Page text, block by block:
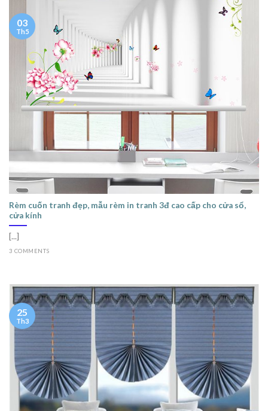
Rèm cuốn tranh đẹp, mẫu rèm in tranh 3đ cao cấp cho cửa sổ,
cửa kính
[...]
3 COMMENTS
03
Th5
25
Th3